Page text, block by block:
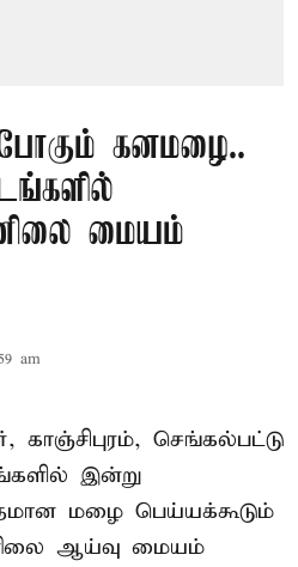
கனமழை..
மையம்
am
செங்கல்பட்டு
இன்று
மழை பெய்யக்கூடும்
ஆய்வு மையம்